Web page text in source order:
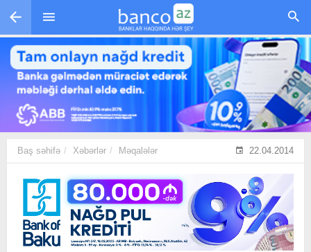
Skip to main content
Baş səhifə Xəbərlər Məqalələr 22.04.2014